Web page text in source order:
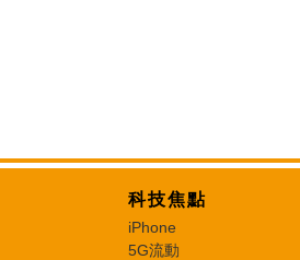
科技焦點
iPhone
5G流動